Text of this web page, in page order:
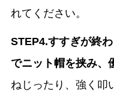
れてください。
STEP4.すすぎが終
でニット帽を挟み、
ねじったり、強く叩